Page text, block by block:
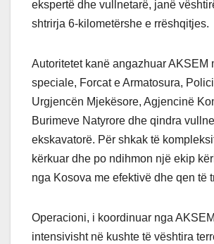
ekspertë dhe vullnetarë, janë
shtrirja 6-kilometërshe e rrëshqitjes.
Autoritetet kanë angazhuar AKSEM
speciale, Forcat e Armatosura,
Urgjencën Mjekësore, Agjencinë
Burimeve Natyrore dhe qindra
ekskavatorë. Për shkak të
kërkuar dhe po ndihmon një ekip
nga Kosova me efektivë dhe qen të
Operacioni, i koordinuar nga
intensivisht në kushte të vështira